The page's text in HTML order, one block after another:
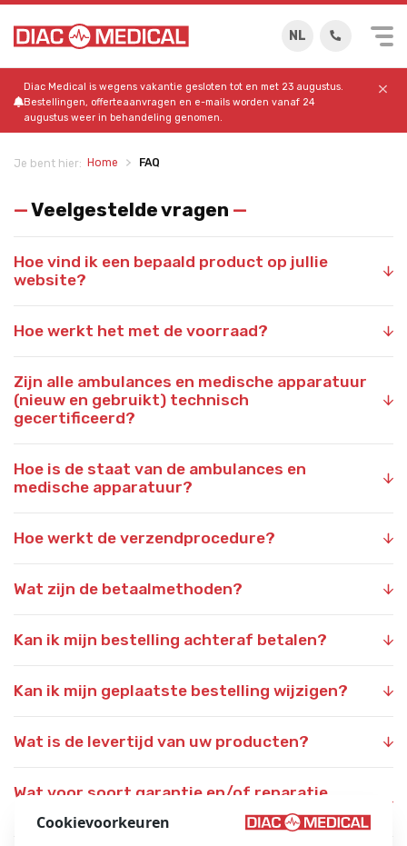
NL
Diac Medical is wegens vakantie gesloten tot en met 23 augustus.
Bestellingen, offerteaanvragen en e-mails worden vanaf 24
augustus weer in behandeling genomen.
Je bent hier: Home FAQ
—Veelgestelde vragen —
Hoe vind ik een bepaald product op jullie
website?
Hoe werkt het met de voorraad?
Zijn alle ambulances en medische apparatuur
(nieuw en gebruikt) technisch
gecertificeerd?
Hoe is de staat van de ambulances en
medische apparatuur?
Hoe werkt de verzendprocedure?
Wat zijn de betaalmethoden?
Kan ik mijn bestelling achteraf betalen?
Kan ik mijn geplaatste bestelling wijzigen?
Wat is de levertijd van uw producten?
Wat voor soort garantie en/of reparatie
Cookievoorkeuren